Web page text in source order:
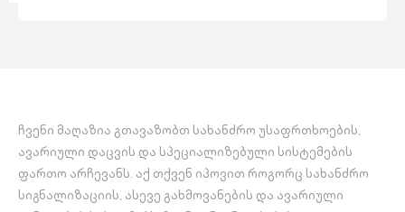
ჩვენი მაღაზია გთავაზობთ სახანძრო უსაფრთხოების,
ავარიული დაცვის და სპეციალიზებული სისტემების
ფართო არჩევანს. აქ თქვენ იპოვით როგორც სახანძრო
სიგნალიზაციის, ასევე გახმოვანების და ავარიული